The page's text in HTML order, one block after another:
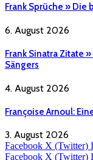
Frank Sprüche » Die
6. August 2026
Frank Sinatra Zitate
Sängers
4. August 2026
Françoise Arnoul:
3. August 2026
Facebook X (Twitter)
Facebook X (Twitter)